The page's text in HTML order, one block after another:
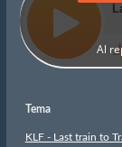
Tema
KLF - Last train to